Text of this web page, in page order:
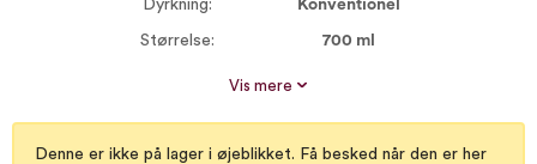
Dyrkning: Konventionel
Størrelse: 700 ml
Vis mere
Denne er ikke på lager i øjeblikket. Få besked når den er her